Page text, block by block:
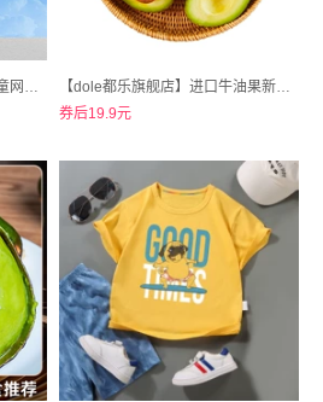
【汪汪队立大功】夏季新款儿童网眼透气遮阳帽
【dole都乐旗舰店】进口牛油果新鲜水果110g+约6只
券后19.9元